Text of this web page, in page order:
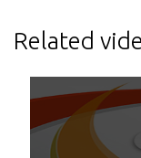
Related